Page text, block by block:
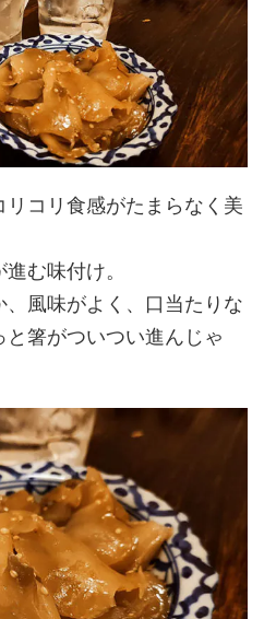
コリ食感がたまらなく美
む味付け。
風味がよく、口当たりな
箸がついつい進んじゃ